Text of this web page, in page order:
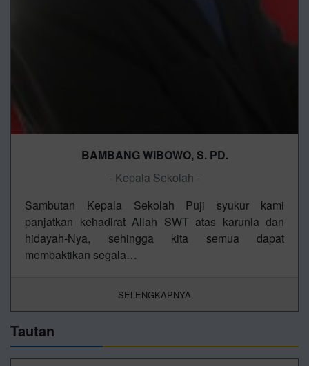
BAMBANG WIBOWO, S. PD.
- Kepala Sekolah -
Sambutan Kepala Sekolah Puji syukur kami
panjatkan kehadirat Allah SWT atas karunia dan
hidayah-Nya, sehingga kita semua dapat
membaktikan segala…
SELENGKAPNYA
Tautan